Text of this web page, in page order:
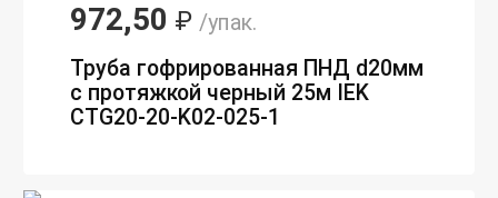
972,50 ₽ /упак.
Труба гофрированная ПНД d20мм
с протяжкой черный 25м IEK
CTG20-20-K02-025-1